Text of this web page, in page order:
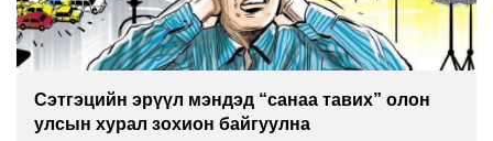
Сэтгэцийн эрүүл мэндэд “санаа тавих” олон
улсын хурал зохион байгуулна